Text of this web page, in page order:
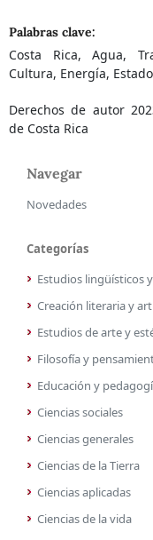
Palabras clave:
Costa Rica, Agua,
Cultura, Energía, Estado
Derechos de autor
de Costa Rica
Navegar
Novedades
Categorías
Estudios lingüísticos
Creación literaria y
Estudios de arte y
Filosofía y
Educación y
Ciencias sociales
Ciencias generales
Ciencias de la Tierra
Ciencias aplicadas
Ciencias de la vida